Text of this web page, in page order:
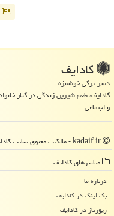
كادایف
دسر ترکی خوشمزه
کادایف، طعم شیرین زندگی در کنار
و اجتماعی
میانبرهای كادایف
درباره ما
بک لینک در كادایف
رپورتاژ در كادایف